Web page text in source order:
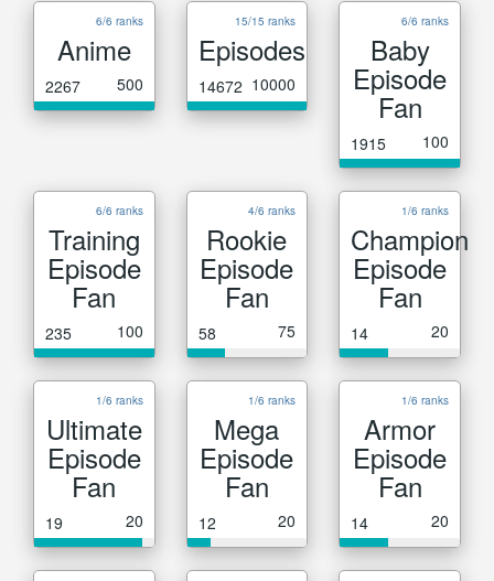
6/6 ranks
Anime
2267 500
15/15 ranks
Episodes
14672 10000
6/6 ranks
Baby
Episode
Fan
1915 100
6/6 ranks
Training
Episode
Fan
235 100
4/6 ranks
Rookie
Episode
Fan
58 75
1/6 ranks
Champion
Episode
Fan
14 20
1/6 ranks
Ultimate
Episode
Fan
19 20
1/6 ranks
Mega
Episode
Fan
12 20
1/6 ranks
Armor
Episode
Fan
14 20